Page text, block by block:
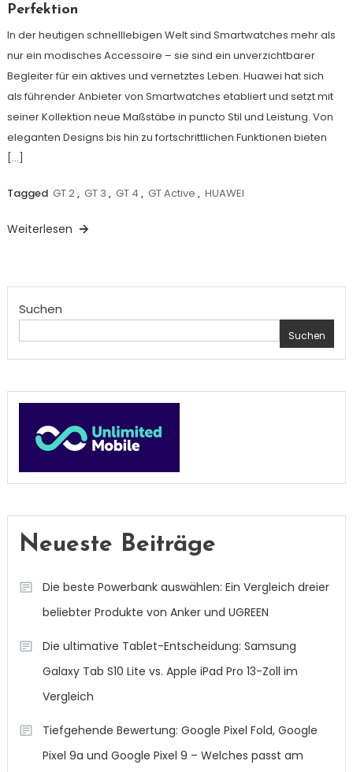
Perfektion
In der heutigen schnelllebigen Welt sind Smartwatches mehr als
nur ein modisches Accessoire – sie sind ein unverzichtbarer
Begleiter für ein aktives und vernetztes Leben. Huawei hat sich
als führender Anbieter von Smartwatches etabliert und setzt mit
seiner Kollektion neue Maßstäbe in puncto Stil und Leistung. Von
eleganten Designs bis hin zu fortschrittlichen Funktionen bieten
[…]
Tagged GT 2, GT 3 , GT 4 , GT Active , HUAWEI
Weiterlesen
Suchen
Suchen
Neueste Beiträge
Die beste Powerbank auswählen: Ein Vergleich dreier
beliebter Produkte von Anker und UGREEN
Die ultimative Tablet-Entscheidung: Samsung
Galaxy Tab S10 Lite vs. Apple iPad Pro 13-Zoll im
Vergleich
Tiefgehende Bewertung: Google Pixel Fold, Google
Pixel 9a und Google Pixel 9 – Welches passt am